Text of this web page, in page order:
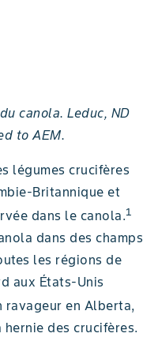
canola. Leduc, ND
to AEM.
légumes crucifères
Britannique et
dans le canola.1
dans des champs
les régions de
aux États-Unis
ravageur en Alberta,
des crucifères.